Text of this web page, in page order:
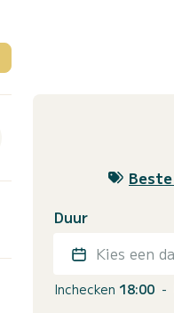
Duur
Kies een
Inchecken 18:00 -